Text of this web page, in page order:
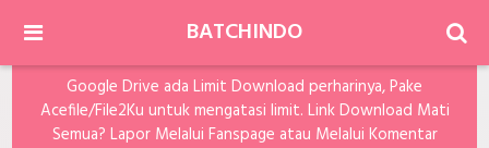
BATCHINDO
Google Drive ada Limit Download perharinya, Pake
Acefile/File2Ku untuk mengatasi limit. Link Download Mati
Semua? Lapor Melalui Fanspage atau Melalui Komentar